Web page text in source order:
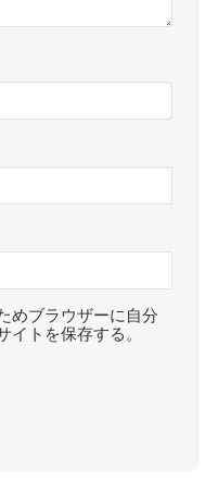
めブラウザーに自分
イトを保存する。